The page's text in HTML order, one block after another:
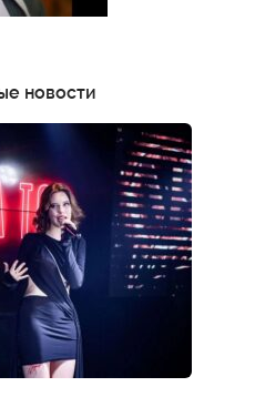
новости